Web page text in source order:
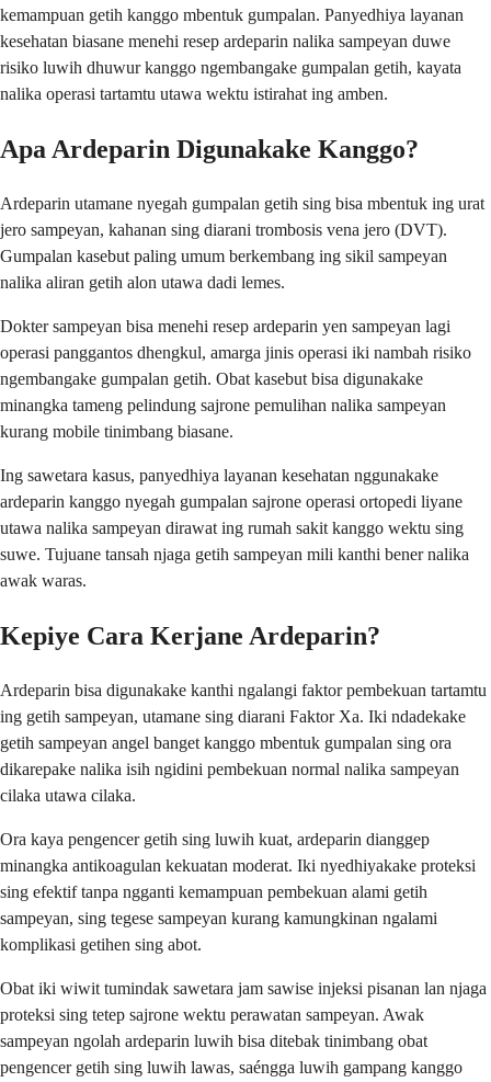
kemampuan getih kanggo mbentuk gumpalan. Panyedhiya layanan
kesehatan biasane menehi resep ardeparin nalika sampeyan duwe
risiko luwih dhuwur kanggo ngembangake gumpalan getih, kayata
nalika operasi tartamtu utawa wektu istirahat ing amben.
Apa Ardeparin Digunakake Kanggo?
Ardeparin utamane nyegah gumpalan getih sing bisa mbentuk ing urat
jero sampeyan, kahanan sing diarani trombosis vena jero (DVT).
Gumpalan kasebut paling umum berkembang ing sikil sampeyan
nalika aliran getih alon utawa dadi lemes.
Dokter sampeyan bisa menehi resep ardeparin yen sampeyan lagi
operasi panggantos dhengkul, amarga jinis operasi iki nambah risiko
ngembangake gumpalan getih. Obat kasebut bisa digunakake
minangka tameng pelindung sajrone pemulihan nalika sampeyan
kurang mobile tinimbang biasane.
Ing sawetara kasus, panyedhiya layanan kesehatan nggunakake
ardeparin kanggo nyegah gumpalan sajrone operasi ortopedi liyane
utawa nalika sampeyan dirawat ing rumah sakit kanggo wektu sing
suwe. Tujuane tansah njaga getih sampeyan mili kanthi bener nalika
awak waras.
Kepiye Cara Kerjane Ardeparin?
Ardeparin bisa digunakake kanthi ngalangi faktor pembekuan tartamtu
ing getih sampeyan, utamane sing diarani Faktor Xa. Iki ndadekake
getih sampeyan angel banget kanggo mbentuk gumpalan sing ora
dikarepake nalika isih ngidini pembekuan normal nalika sampeyan
cilaka utawa cilaka.
Ora kaya pengencer getih sing luwih kuat, ardeparin dianggep
minangka antikoagulan kekuatan moderat. Iki nyedhiyakake proteksi
sing efektif tanpa ngganti kemampuan pembekuan alami getih
sampeyan, sing tegese sampeyan kurang kamungkinan ngalami
komplikasi getihen sing abot.
Obat iki wiwit tumindak sawetara jam sawise injeksi pisanan lan njaga
proteksi sing tetep sajrone wektu perawatan sampeyan. Awak
sampeyan ngolah ardeparin luwih bisa ditebak tinimbang obat
pengencer getih sing luwih lawas, saéngga luwih gampang kanggo